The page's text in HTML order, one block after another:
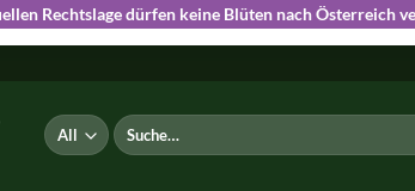
Rechtslage dürfen keine Blüten nach Österreich
Suche
nach: